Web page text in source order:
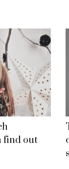
find out